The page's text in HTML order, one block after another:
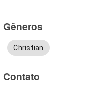
Gêneros
Christian
Contato